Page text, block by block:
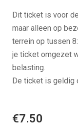
Dit ticket is voor
maar alleen op
terrein op tussen
je ticket omgezet
belasting.
De ticket is geldig
€7.50